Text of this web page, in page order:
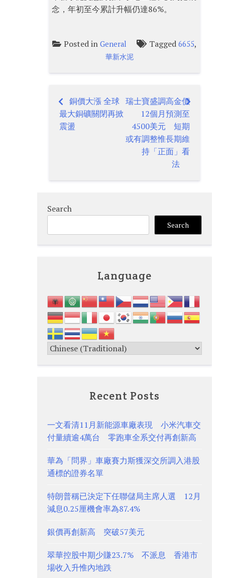
念，年初至今累計升幅仍達86%。
Posted inGeneral Tagged6655,
華新水泥
Post
navigation
銅價大漲 全球
最大銅礦關閉再掀
震盪
瑞士寶盛調高金價
12個月預測至
4500美元 短期
或有調整惟長期維
持「正面」看
法
Search
Search
Language
Recent Posts
一文看清11月新能源車廠表現 小米汽車交
付量續逾4萬台 零跑車全系交付再創新高
華為「問界」車廠賽力斯獲深交所調入港股
通標的證券名單
特朗普稱已決定下任聯儲局主席人選 12月
減息0.25厘機會率為87.4%
銀價再創新高 突破57美元
翠華控股中期少賺23.7% 不派息 香港市
場收入升惟內地跌